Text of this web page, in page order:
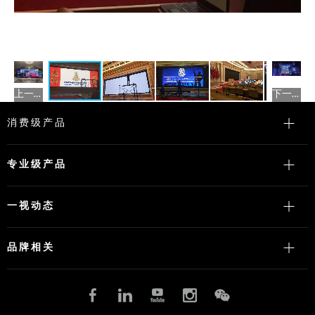
上一图集 下一图集
消费级产品
专业级产品
一视动态
品牌相关